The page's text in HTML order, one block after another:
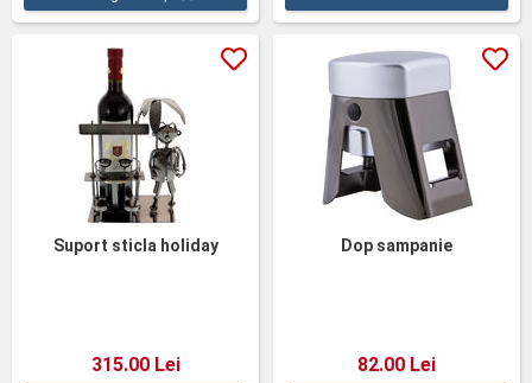
Suport sticla holiday
315.00 Lei
Dop sampanie
82.00 Lei